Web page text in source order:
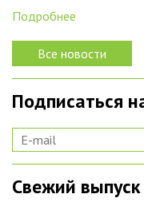
Подробнее
Все новости
Подписаться
Свежий выпуск